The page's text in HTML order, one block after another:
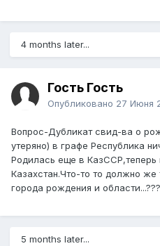
4 months later...
Гость Гость
Опубликовано 27 Июня
Вопрос-Дубликат свид-ва о
утеряно) в графе Республика
Родилась еще в КазССР,теперь
Казахстан.Что-то то должно
города рождения и области...???
5 months later...